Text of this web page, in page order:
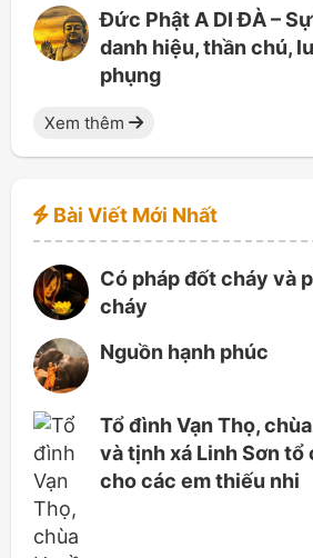
Đức Phật A DI ĐÀ –
danh hiệu, thần chú,
phụng
Xem thêm
Bài Viết Mới Nhất
Có pháp đốt cháy và
cháy
Nguồn hạnh phúc
Tổ đình Vạn Thọ,
và tịnh xá Linh Sơn
cho các em thiếu nhi